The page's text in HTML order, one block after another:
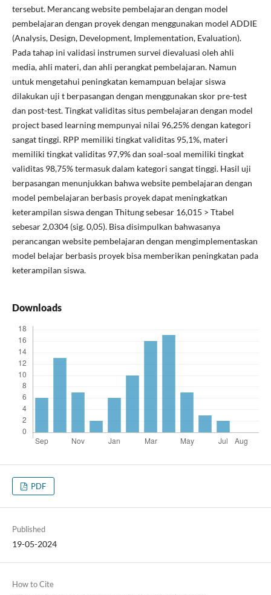
tersebut. Merancang website pembelajaran dengan model
pembelajaran dengan proyek dengan menggunakan model ADDIE
(Analysis, Design, Development, Implementation, Evaluation).
Pada tahap ini validasi instrumen survei dievaluasi oleh ahli
media, ahli materi, dan ahli perangkat pembelajaran. Namun
untuk mengetahui peningkatan kemampuan belajar siswa
dilakukan uji t berpasangan dengan menggunakan skor pre-test
dan post-test. Tingkat validitas situs pembelajaran dengan model
project based learning mempunyai nilai 96,25% dengan kategori
sangat tinggi. RPP memiliki tingkat validitas 95,1%, materi
memiliki tingkat validitas 97,9% dan soal-soal memiliki tingkat
validitas 98,75% termasuk dalam kategori sangat tinggi. Hasil uji
berpasangan menunjukkan bahwa website pembelajaran dengan
model pembelajaran berbasis proyek dapat meningkatkan
keterampilan siswa dengan Thitung sebesar 16,015 > Ttabel
sebesar 2,0304 (sig. 0,05). Bisa disimpulkan bahwasanya
perancangan website pembelajaran dengan mengimplementaskan
model belajar berbasis proyek bisa memberikan peningkatan pada
keterampilan siswa.
Downloads
PDF
Published
19-05-2024
How to Cite